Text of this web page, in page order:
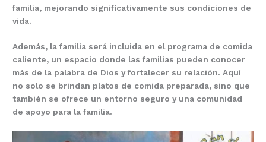
familia, mejorando significativamente sus condiciones de
vida.
Además, la familia será incluida en el programa de comida
caliente, un espacio donde las familias pueden conocer
más de la palabra de Dios y fortalecer su relación. Aquí
no solo se brindan platos de comida preparada, sino que
también se ofrece un entorno seguro y una comunidad
de apoyo para la familia.